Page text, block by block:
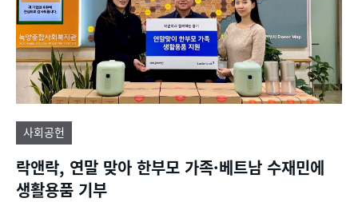
사회공헌
락앤락, 연말 맞아 한부모 가족·베트남 수재민에
생활용품 기부